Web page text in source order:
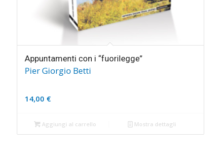
Appuntamenti con i “fuorilegge”
Pier Giorgio Betti
14,00 €
Aggiungi al carrello Mostra dettagli